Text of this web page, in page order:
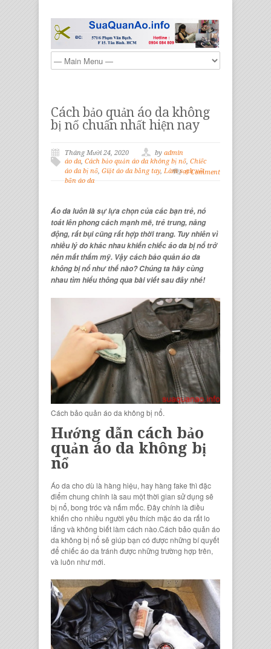
Cách bảo quản áo da không
bị nổ chuẩn nhất hiện nay
Tháng Mười 24, 2020 by admin
áo da, Cách bảo quản áo da không bị nổ, Chiếc
áo da bị nổ, Giặt áo da bằng tay, Làm sạch vết
bẩn áo da
0 Comment
Áo da luôn là sự lựa chọn của các bạn trẻ, nó
toát lên phong cách mạnh mẽ, trẻ trung, năng
động, rất bụi cũng rất hợp thời trang. Tuy nhiên vì
nhiều lý do khác nhau khiến chiếc áo da bị nổ trở
nên mất thẩm mỹ. Vậycách bảo quản áo da
không bị nổnhư thế nào? Chúng ta hãy cùng
nhau tìm hiểu thông qua bài viết sau đây nhé!
Cách bảo quản áo da không bị nổ.
Hướng dẫn cách bảo
quản áo da không bị
nổ
Áo da cho dù là hàng hiệu, hay hàng fake thì đặc
điểm chung chính là sau một thời gian sử dụng sẽ
bị nổ, bong tróc và nấm mốc. Đây chính là điều
khiến cho nhiều người yêu thích mặc áo da rất lo
lắng và không biết làm cách nào.Cách bảo quản áo
da không bị nổ sẽ giúp bạn có được những bí quyết
để chiếc áo da tránh được những trường hợp trên,
và luôn như mới.